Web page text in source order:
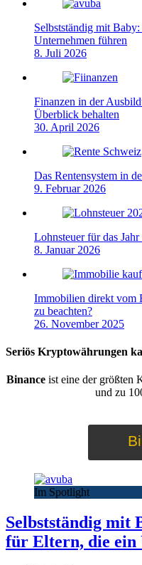
Selbstständig mit
Unternehmen führen
8. Juli 2026
Finanzen in der
Überblick behalten
30. April 2026
Das Rentensystem in
9. Februar 2026
Lohnsteuer für das
8. Januar 2026
Immobilien direkt vom
zu beachten?
26. November 2025
Seriös Kryptowährungen
Binance ist eine der größten
und zu
Im Spotlight
Selbstständig mit
für Eltern, die ein